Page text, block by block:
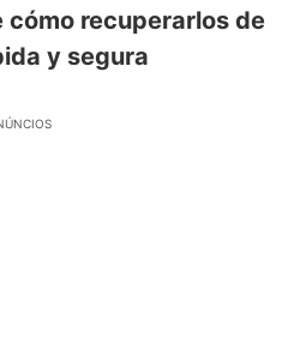
recuperarlos de
y segura